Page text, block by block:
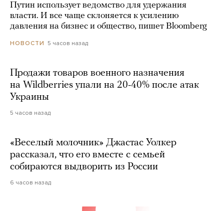
Путин использует ведомство для удержания
власти. И все чаще склоняется к усилению
давления на бизнес и общество, пишет Bloomberg
НОВОСТИ 5 часов назад
Продажи товаров военного назначения
на Wildberries упали на 20-40% после атак
Украины
5 часов назад
«Веселый молочник» Джастас Уолкер
рассказал, что его вместе с семьей
собираются выдворить из России
6 часов назад